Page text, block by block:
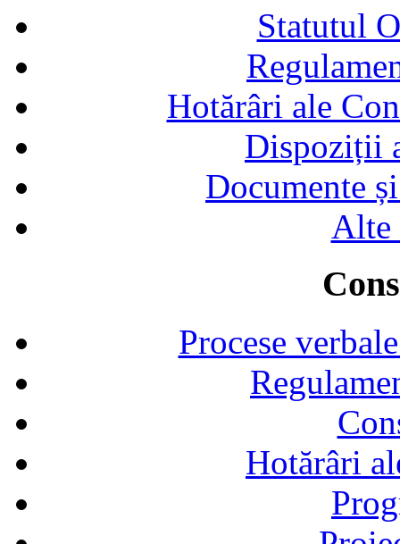
Statutul
Hotărâri ale
Dispoziții
Documente
Alte
Procese
Hotărâri